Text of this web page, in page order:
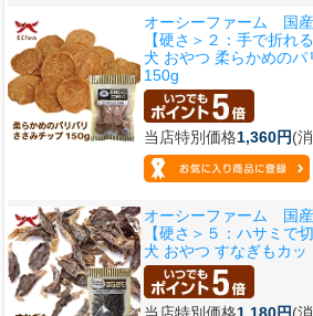
オーシーファーム 国産
【硬さ＞２：手で折れ
犬 おやつ 柔らかめの
150g
当店特別価格1,360円(
オーシーファーム 国産
【硬さ＞５：ハサミで
犬 おやつ すなぎもカッ